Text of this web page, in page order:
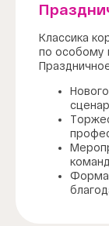
Классика
по особому